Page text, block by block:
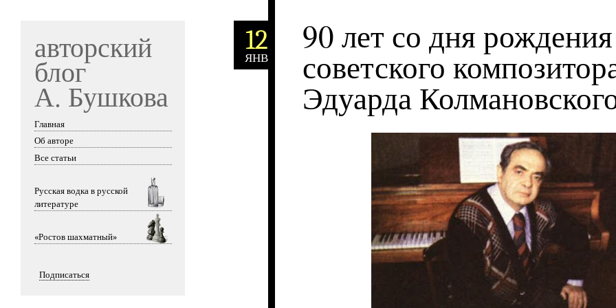
авторский
блог
А. Бушкова
Skip to content
Главная
Об авторе
Все статьи
Русская водка в русской
литературе
«Ростов шахматный»
Подписаться
12
ЯНВ
90 лет со дня рождения
советского
Эдуарда